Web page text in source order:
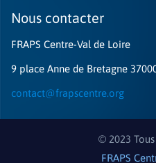
Nous contacter​
FRAPS Centre-Val de Loire
9 place Anne de Bretagne
contact@frapscentre.org
© 2023
FRAPS